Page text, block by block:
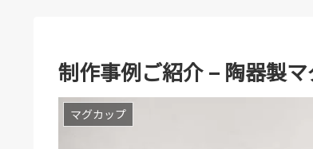
制作事例ご紹介 – 陶器製
マグカップ